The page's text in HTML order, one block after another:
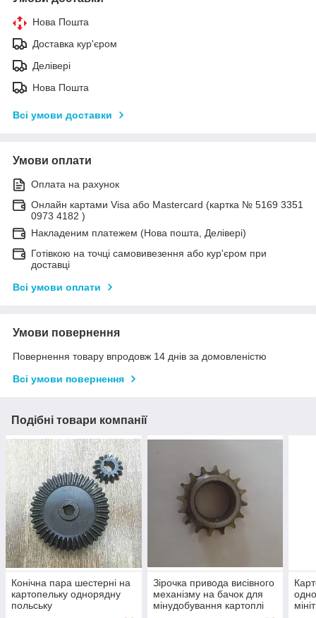
Нова Пошта
Доставка кур'єром
Делівері
Нова Пошта
Всі умови доставки
Умови оплати
Оплата на рахунок
Онлайн картами Visa або Mastercard (картка № 5169 3351
0973 4182 )
Накладеним платежем (Нова пошта, Делівері)
Готівкою на точці самовивезення або кур'єром при
доставці
Всі умови оплати
Умови повернення
Повернення товару впродовж 14 днів за домовленістю
Всі умови повернення
Подібні товари компанії
Конічна пара шестерні на
картопельку однорядну
польську
Зірочка привода висівного
механізму на бачок для
мінудобування картоплі